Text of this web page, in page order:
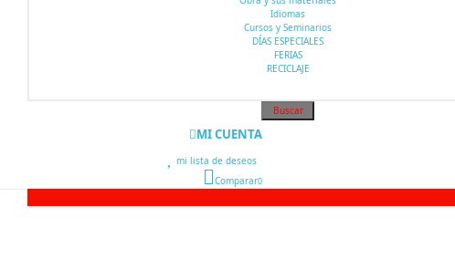
Idiomas
Cursos y Seminarios
DÍAS ESPECIALES
FERIAS
RECICLAJE
Buscar
MI CUENTA
mi lista de deseos0
Comparar0